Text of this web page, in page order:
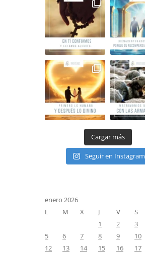
Cargar más
Seguir en Instagram
enero 2026
L
M X J V S
1
2 3
5
6 7 8 9 10
12
13 14 15 16 17